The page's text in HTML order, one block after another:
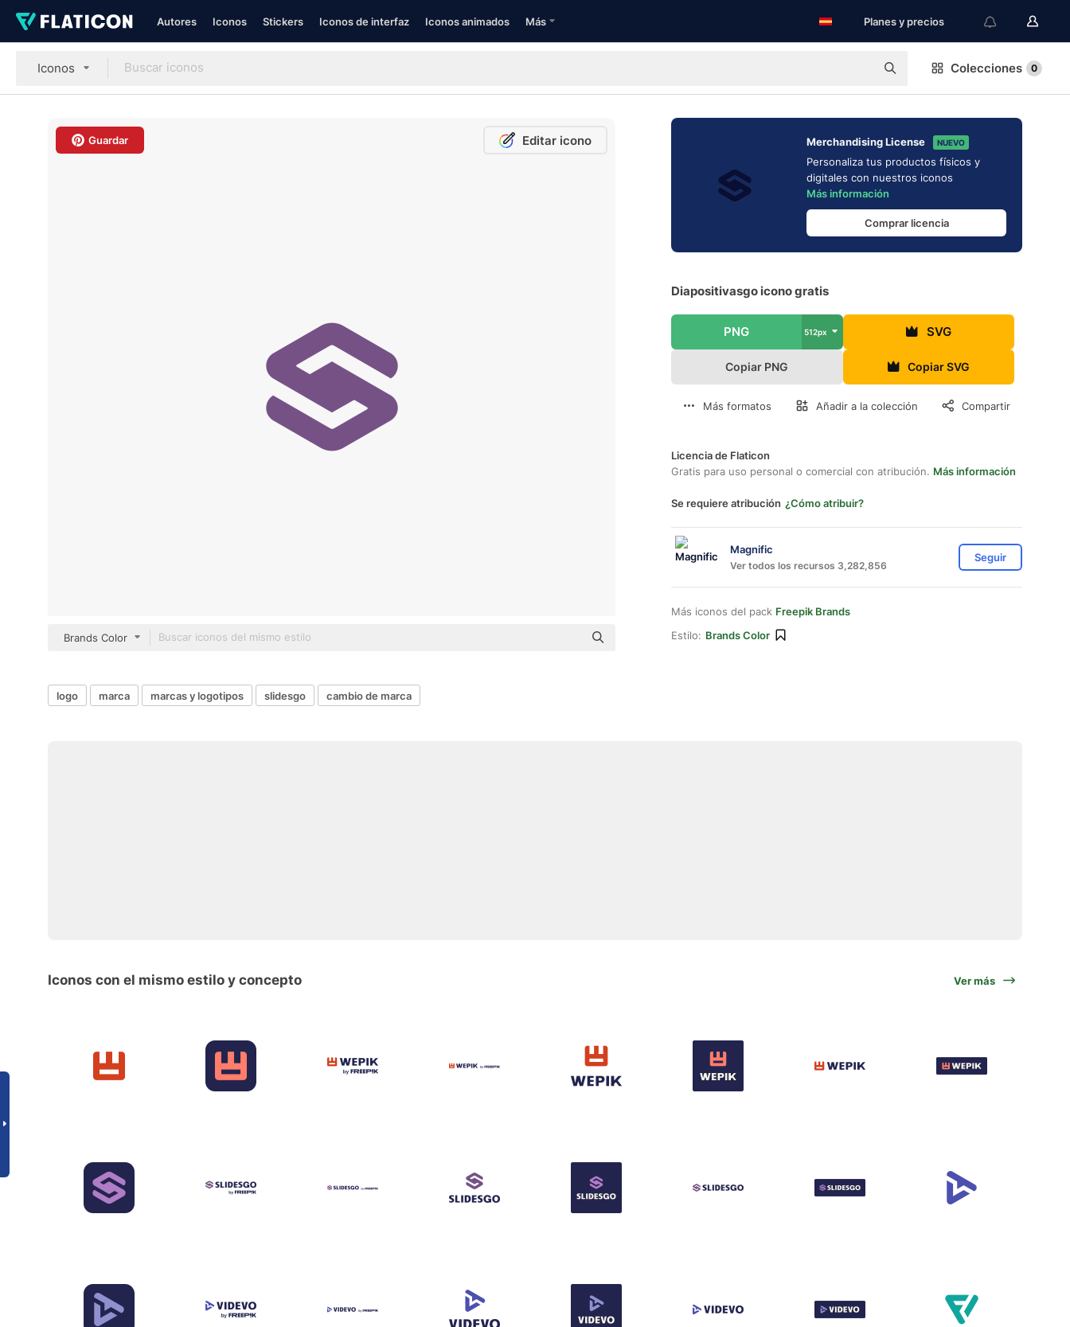
Autores Iconos Stickers Iconos de interfaz Iconos animados Más Planes y precios
Iconos Colecciones 0
Guardar Editar icono
Brands Color
Merchandising License NUEVO
Personaliza tus productos físicos y
digitales con nuestros iconos
Más información
Comprar licencia
Diapositivasgo icono gratis
PNG 512px SVG
Copiar PNG Copiar SVG
Más formatos Añadir a la colección Compartir
Licencia de Flaticon
Gratis para uso personal o comercial con atribución. Más información
Se requiere atribución ¿Cómo atribuir?
Magnific
Ver todos los recursos 3,282,856
Seguir
Más iconos del pack Freepik Brands
Estilo: Brands Color
logo marca marcas y logotipos slidesgo cambio de marca
Iconos con el mismo estilo y concepto Ver más